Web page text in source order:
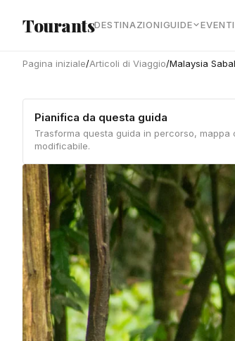
TourantsDESTINAZIONIGUIDE EVENTI
Pagina iniziale/Articoli di Viaggio/Malaysia
Pianifica da questa guida
Trasforma questa guida in percorso, mappa
modificabile.